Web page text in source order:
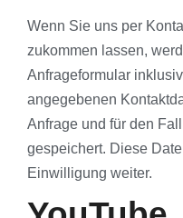
Wenn Sie uns per
zukommen lassen,
Anfrageformular
angegebenen
Anfrage und für den
gespeichert. Diese
Einwilligung weiter.